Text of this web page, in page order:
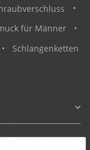
•
für Männer
•
• Schlangenketten